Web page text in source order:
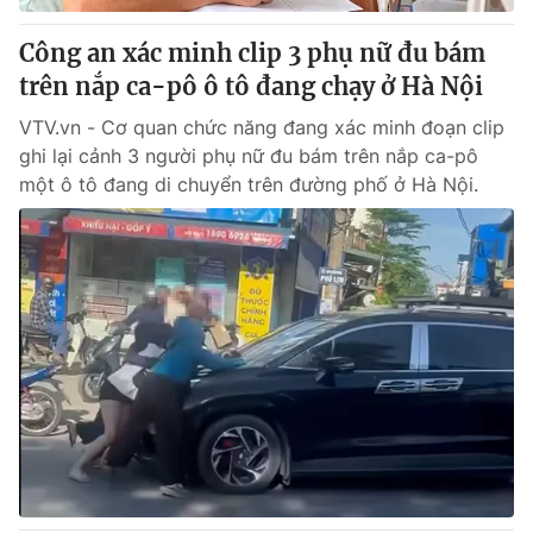
Tư vấn
Chuyên mục khác
Emagazine Podcast
Photo Infographic
Video Shorts video
VTV Money VTV Thể thao
VTV Sức khoẻ Bất động sản
Thị trường 24h Tấm lòng Việt
VTV4 Vươn mình bằng AI
Công an xác minh clip 3 phụ nữ đu bám
trên nắp ca-pô ô tô đang chạy ở Hà Nội
VTV.vn - Cơ quan chức năng đang xác minh đoạn clip
ghi lại cảnh 3 người phụ nữ đu bám trên nắp ca-pô
một ô tô đang di chuyển trên đường phố ở Hà Nội.